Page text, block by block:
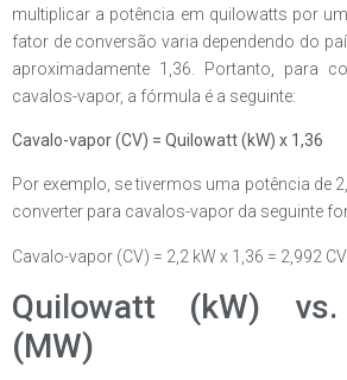
multiplicar a potência em quilowatts por
fator de conversão varia dependendo do
aproximadamente 1,36. Portanto, para
cavalos-vapor, a fórmula é a seguinte:
Cavalo-vapor (CV) = Quilowatt (kW) x 1,36
Por exemplo, se tivermos uma potência de
converter para cavalos-vapor da seguinte
Cavalo-vapor (CV) = 2,2 kW x 1,36 = 2,992 CV
Quilowatt (kW)
(MW)